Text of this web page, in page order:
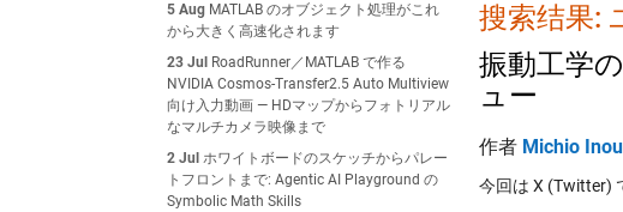
5 Aug MATLAB のオブジェクト処理がこれ
から大きく高速化されます
23 Jul
RoadRunner／MATLAB で作る
NVIDIA Cosmos-Transfer2.5 Auto Multiview
向け入力動画 — HDマップからフォトリアル
なマルチカメラ映像まで
2 Jul ホワイトボードのスケッチからパレー
トフロントまで: Agentic AI Playground の
Symbolic Math Skills
搜索结果:
振動工学
ュー
作者 Michio
今回は X (Twitter)